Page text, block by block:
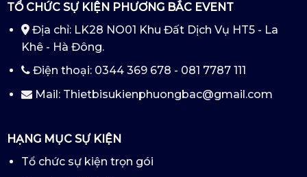
TỔ CHỨC SỰ KIỆN PHƯƠNG BẮC EVENT
Địa chỉ: LK28 NO01 Khu Đất Dịch Vụ HT5 - La
Khê - Hà Đông.
Điện thoại: 0344 369 678 - 081 7787 111
Mail: Thietbisukienphuongbac@gmail.com
HẠNG MỤC SỰ KIỆN
Tổ chức sự kiện trọn gói